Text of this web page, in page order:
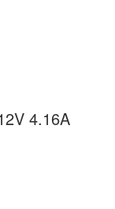
4.16A